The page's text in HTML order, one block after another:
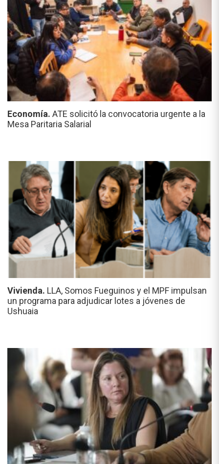
Economía. ATE solicitó la convocatoria urgente a la
Mesa Paritaria Salarial
Vivienda. LLA, Somos Fueguinos y el MPF impulsan
un programa para adjudicar lotes a jóvenes de
Ushuaia